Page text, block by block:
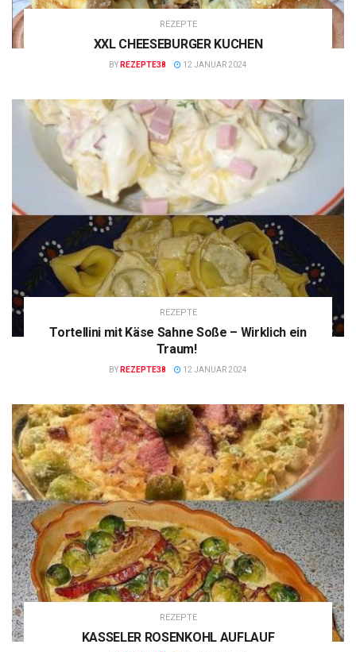
REZEPTE
XXL CHEESEBURGER KUCHEN
BY REZEPTE38 12 JANUAR 2024
REZEPTE
Tortellini mit Käse Sahne Soße – Wirklich ein
Traum!
BY REZEPTE38 12 JANUAR 2024
REZEPTE
KASSELER ROSENKOHL AUFLAUF